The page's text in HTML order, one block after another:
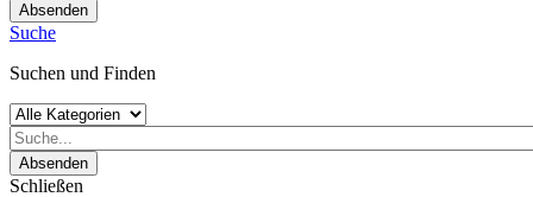
Absenden
Suche
Suchen und Finden
Absenden
Schließen